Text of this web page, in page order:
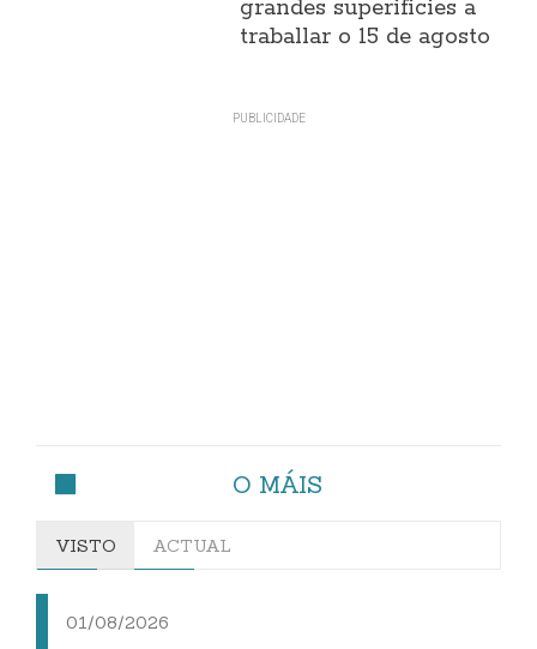
grandes superificies a
traballar o 15 de agosto
O MÁIS
VISTO ACTUAL
01/08/2026